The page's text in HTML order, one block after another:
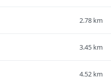
2.78 km
3.45 km
4.52 km